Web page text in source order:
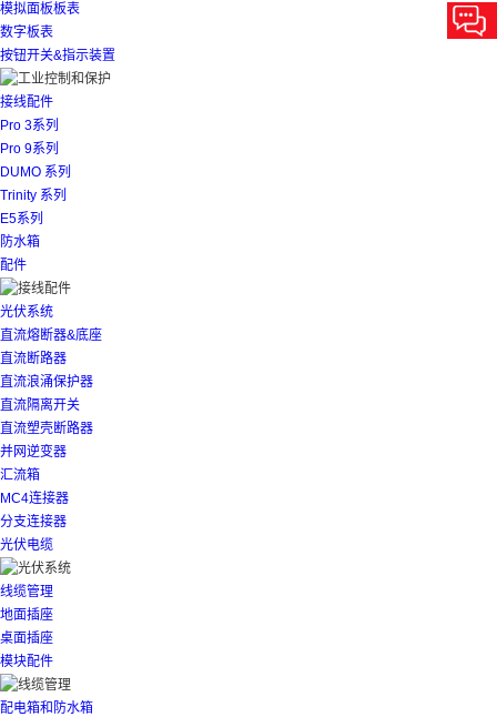
模拟面板板表
数字板表
按钮开关&指示装置
接线配件
Pro 3系列
Pro 9系列
DUMO 系列
Trinity 系列
E5系列
防水箱
配件
光伏系统
直流熔断器&底座
直流断路器
直流浪涌保护器
直流隔离开关
直流塑壳断路器
并网逆变器
汇流箱
MC4连接器
分支连接器
光伏电缆
线缆管理
地面插座
桌面插座
模块配件
配电箱和防水箱